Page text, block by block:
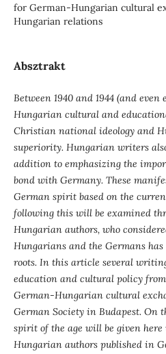
for German-Hungarian cultural
Hungarian relations
Absztrakt
Between 1940 and 1944 (and even
Hungarian cultural and
Christian national ideology and
superiority. Hungarian writers
addition to emphasizing the
bond with Germany. These
German spirit based on the
following this will be examined
Hungarian authors, who
Hungarians and the Germans
roots. In this article several
education and cultural policy
German-Hungarian cultural
German Society in Budapest. On
spirit of the age will be given
Hungarian authors published in